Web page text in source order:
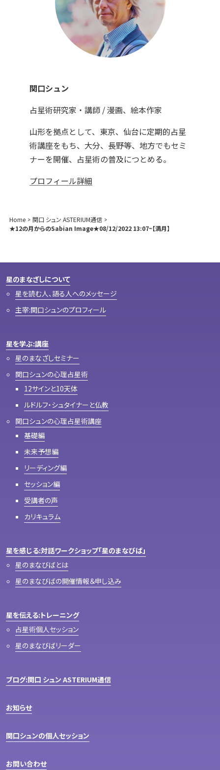
関口シュン
占星術研究家・講師 / 漫画、絵本作家
山形を拠点として、東京、仙台に定期的占星
術講座をもち、大分、長野等、地方でもセミ
ナーを開催、占星術の普及につとめる。
プロフィール詳細
Home
関口 シュン ASTERIUM通信
★12の月からのSabian Image★08/12/2022 13:07~【満月】
星のまなざしについて
星を読む人、語る人へのメッセージ
主宰:関口シュンのプロフィール
星を学ぶ:講座
星のまなざしセミナー
関口シュンの心理占星術
12サインと10天体
ルドルフ・シュタイナーと仏教
関口シュンの心理占星術講座
基礎編
未来予想編
リーディング編
セッション編
受講者の声
カリキュラム
星を感じる:対話ワークショップ「星のまなびば」
星のまなびばとは
星のまなびばの開催情報＆申し込み
星を伝える:トレーニング
占星術個人セッション
星のまなびばリーダー
ブログ:関口 シュン ASTERIUM通信
お知らせ
関口シュンの個人セッション
お問い合わせ